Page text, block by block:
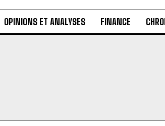
OPINIONS ET ANALYSES FINANCE